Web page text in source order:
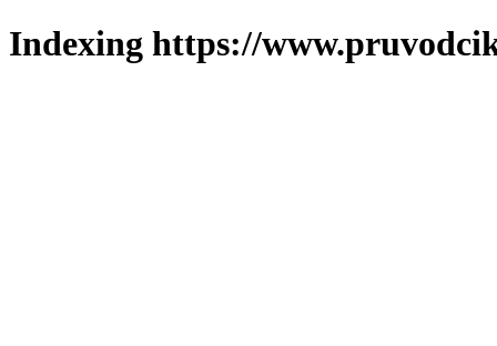
Indexing https://